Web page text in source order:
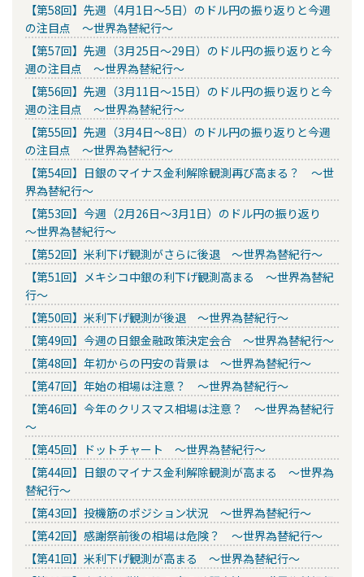
【第58回】先週（4月1日～5日）のドル円の振り返りと今週
の注目点 ～世界為替紀行～
【第57回】先週（3月25日～29日）のドル円の振り返りと今
週の注目点 ～世界為替紀行～
【第56回】先週（3月11日～15日）のドル円の振り返りと今
週の注目点 ～世界為替紀行～
【第55回】先週（3月4日～8日）のドル円の振り返りと今週
の注目点 ～世界為替紀行～
【第54回】日銀のマイナス金利解除観測再び高まる？ ～世
界為替紀行～
【第53回】今週（2月26日～3月1日）のドル円の振り返り
～世界為替紀行～
【第52回】米利下げ観測がさらに後退 ～世界為替紀行～
【第51回】メキシコ中銀の利下げ観測高まる ～世界為替紀
行～
【第50回】米利下げ観測が後退 ～世界為替紀行～
【第49回】今週の日銀金融政策決定会合 ～世界為替紀行～
【第48回】年初からの円安の背景は ～世界為替紀行～
【第47回】年始の相場は注意？ ～世界為替紀行～
【第46回】今年のクリスマス相場は注意？ ～世界為替紀行
～
【第45回】ドットチャート ～世界為替紀行～
【第44回】日銀のマイナス金利解除観測が高まる ～世界為
替紀行～
【第43回】投機筋のポジション状況 ～世界為替紀行～
【第42回】感謝祭前後の相場は危険？ ～世界為替紀行～
【第41回】米利下げ観測が高まる ～世界為替紀行～